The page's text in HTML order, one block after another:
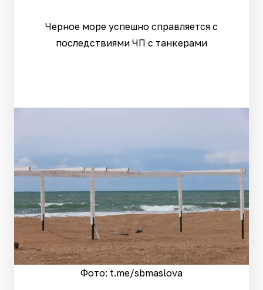
Черное море успешно справляется с
последствиями ЧП с танкерами
Фото: t.me/sbmaslova